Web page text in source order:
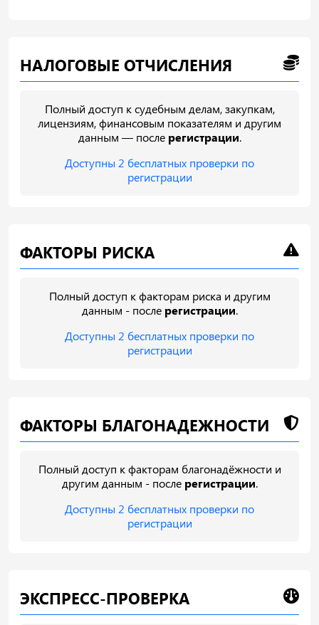
НАЛОГОВЫЕ ОТЧИСЛЕНИЯ
Полный доступ к судебным делам, закупкам,
лицензиям, финансовым показателям и другим
данным — после регистрации.
Доступны 2 бесплатных проверки по
регистрации
ФАКТОРЫ РИСКА
Полный доступ к факторам риска и другим
данным - после регистрации.
Доступны 2 бесплатных проверки по
регистрации
ФАКТОРЫ БЛАГОНАДЕЖНОСТИ
Полный доступ к факторам благонадёжности и
другим данным - после регистрации.
Доступны 2 бесплатных проверки по
регистрации
ЭКСПРЕСС-ПРОВЕРКА